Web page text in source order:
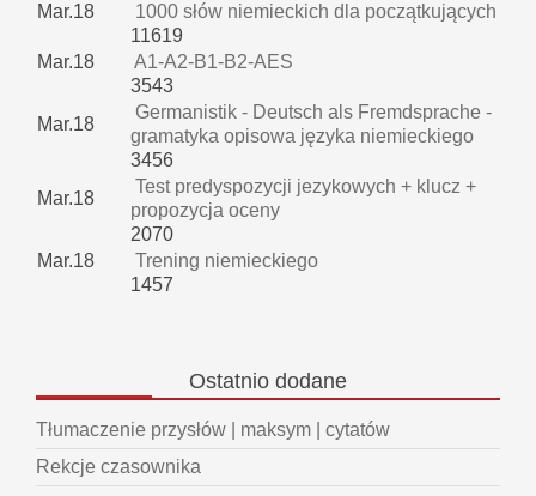
Mar.18
1000 słów niemieckich dla początkujących
11619
Mar.18
A1-A2-B1-B2-AES
3543
Mar.18
Germanistik - Deutsch als Fremdsprache -
gramatyka opisowa języka niemieckiego
3456
Mar.18
Test predyspozycji jezykowych + klucz +
propozycja oceny
2070
Mar.18
Trening niemieckiego
1457
Ostatnio dodane
Tłumaczenie przysłów | maksym | cytatów
Rekcje czasownika